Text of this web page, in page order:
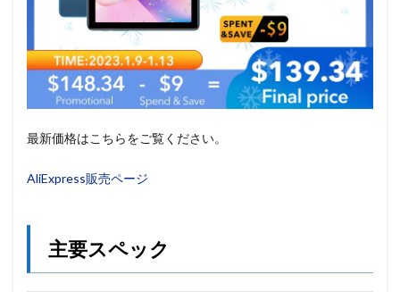
最新価格はこちらをご覧ください。
AliExpress販売ページ
主要スペック